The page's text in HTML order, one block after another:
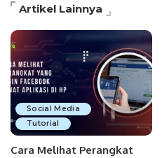
Artikel Lainnya
Social Media
Tutorial
Cara Melihat Perangkat